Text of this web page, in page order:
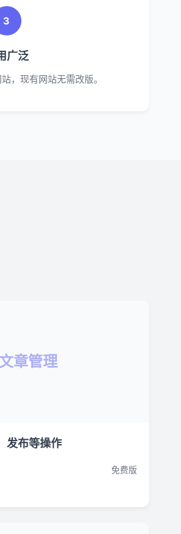
3
广泛
，现有网站无需改版。
文章管理
发布等操作
免费版